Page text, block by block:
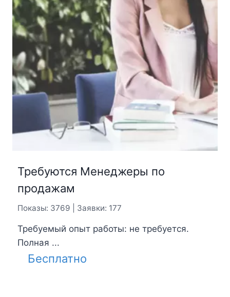
Требуются Менеджеры по
продажам
Показы: 3769 | Заявки: 177
Требуемый опыт работы: не требуется.
Полная ...
Бесплатно